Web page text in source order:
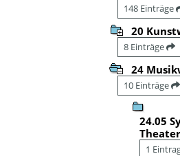
148 Einträge
20
8 Einträge
24
10 Einträge
24.05
1